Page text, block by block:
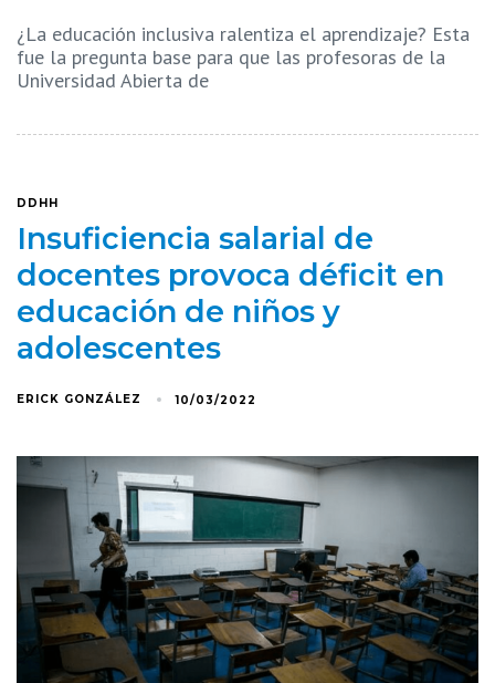
¿La educación inclusiva ralentiza el aprendizaje? Esta
fue la pregunta base para que las profesoras de la
Universidad Abierta de
DDHH
Insuficiencia salarial de
docentes provoca déficit en
educación de niños y
adolescentes
ERICK GONZÁLEZ 10/03/2022